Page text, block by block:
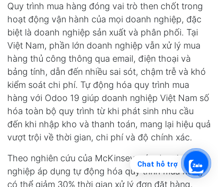
Quy trình mua hàng đóng vai trò then chốt trong
hoạt động vận hành của mọi doanh nghiệp, đặc
biệt là doanh nghiệp sản xuất và phân phối. Tại
Việt Nam, phần lớn doanh nghiệp vẫn xử lý mua
hàng thủ công thông qua email, điện thoại và
bảng tính, dẫn đến nhiều sai sót, chậm trễ và khó
kiểm soát chi phí. Tự động hóa quy trình mua
hàng với Odoo 19 giúp doanh nghiệp Việt Nam số
hóa toàn bộ quy trình từ khi phát sinh nhu cầu
đến khi nhập kho và thanh toán, mang lại hiệu quả
vượt trội về thời gian, chi phí và độ chính xác.
Theo nghiên cứu của McKinsey, các doanh
nghiệp áp dụng tự động hóa quy trình mua hàng
có thể giảm 30% thời gian xử lý đơn đặt hàng,
Chat hỗ trợ